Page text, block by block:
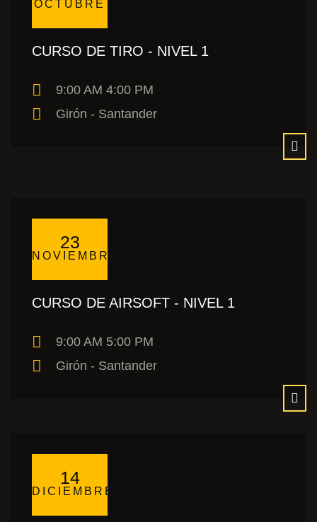
OCTUBRE
CURSO DE TIRO - NIVEL 1
9:00 AM 4:00 PM
Girón - Santander
23
NOVIEMBRE
CURSO DE AIRSOFT - NIVEL 1
9:00 AM 5:00 PM
Girón - Santander
14
DICIEMBRE